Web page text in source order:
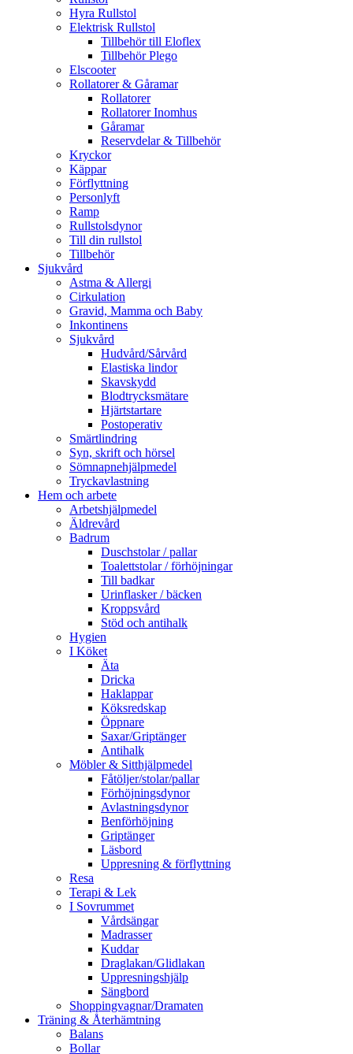
Hyra Rullstol
Elektrisk Rullstol
Tillbehör till Eloflex
Tillbehör Plego
Elscooter
Rollatorer & Gåramar
Rollatorer
Rollatorer Inomhus
Gåramar
Reservdelar & Tillbehör
Kryckor
Käppar
Förflyttning
Personlyft
Ramp
Rullstolsdynor
Till din rullstol
Tillbehör
Sjukvård
Astma & Allergi
Cirkulation
Gravid, Mamma och Baby
Inkontinens
Sjukvård
Hudvård/Sårvård
Elastiska lindor
Skavskydd
Blodtrycksmätare
Hjärtstartare
Postoperativ
Smärtlindring
Syn, skrift och hörsel
Sömnapnehjälpmedel
Tryckavlastning
Hem och arbete
Arbetshjälpmedel
Äldrevård
Badrum
Duschstolar / pallar
Toalettstolar / förhöjningar
Till badkar
Urinflasker / bäcken
Kroppsvård
Stöd och antihalk
Hygien
I Köket
Äta
Dricka
Haklappar
Köksredskap
Öppnare
Saxar/Griptänger
Antihalk
Möbler & Sitthjälpmedel
Fåtöljer/stolar/pallar
Förhöjningsdynor
Avlastningsdynor
Benförhöjning
Griptänger
Läsbord
Uppresning & förflyttning
Resa
Terapi & Lek
I Sovrummet
Vårdsängar
Madrasser
Kuddar
Draglakan/Glidlakan
Uppresningshjälp
Sängbord
Shoppingvagnar/Dramaten
Träning & Återhämtning
Balans
Bollar